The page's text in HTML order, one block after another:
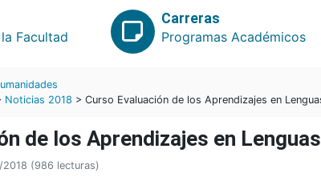
Facultad
Carreras
Programas Académicos
Noticias 2018 > Curso Evaluación de los Aprendizajes en
de los Aprendizajes en
(986 lecturas)